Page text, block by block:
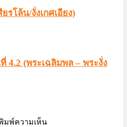
รโล้น/งั่งเกศเอียง)
4.2 (พระเฉลิมพล – พระงั่ง
มพ์ความเห็น